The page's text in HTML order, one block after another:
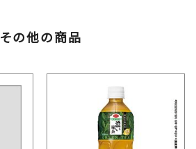
その他の商品